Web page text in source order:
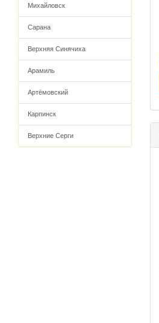
Михайловск
Сарана
Верхняя Синячиха
Арамиль
Артёмовский
Карпинск
Верхние Серги